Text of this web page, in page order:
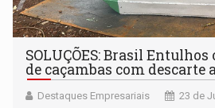
SOLUÇÕES: Brasil Entulhos
de caçambas com descarte
Destaques Empresariais 23 de